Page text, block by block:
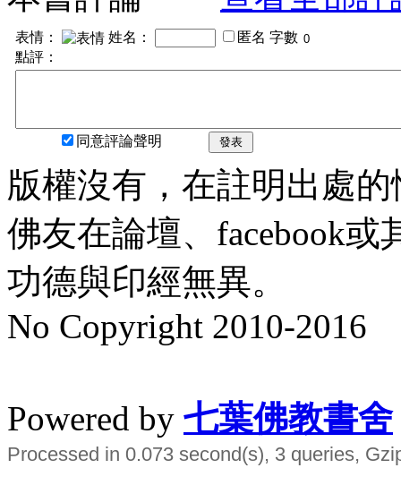
表情： 姓名： 匿名 字數
點評：
同意評論聲明 發表
版權沒有，在註明出處
佛友在論壇、facebook
功德與印經無異。
No Copyright 2010-2016
Powered by 七葉佛教書舍
Processed in 0.073 second(s), 3 queries,